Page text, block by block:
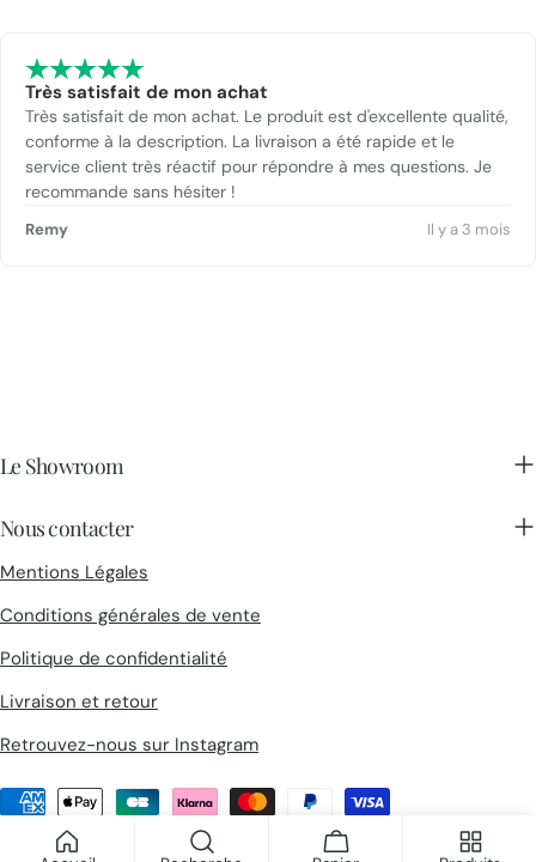
Très satisfait de mon achat
Très satisfait de mon achat. Le produit est d'excellente qualité,
conforme à la description. La livraison a été rapide et le
service client très réactif pour répondre à mes questions. Je
recommande sans hésiter !
Remy Il y a 3 mois
Le Showroom
Nous contacter
Mentions Légales
Conditions générales de vente
Politique de confidentialité
Livraison et retour
Retrouvez-nous sur Instagram
© 2026Collections d'Architectes
Méthodes